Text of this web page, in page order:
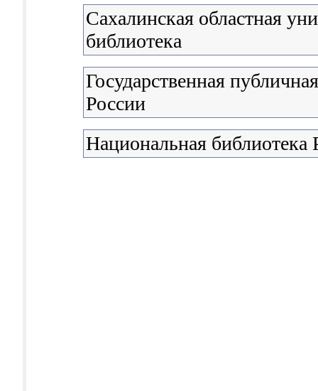
Сахалинская областная
библиотека
Государственная
России
Национальная библиотека